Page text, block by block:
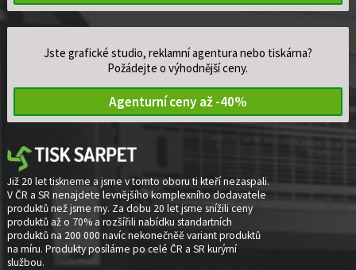
Jste grafické studio, reklamní agentura nebo tiskárna?
Požádejte o výhodnější ceny.
Agenturní ceny až -40%
Již 20 let tiskneme a jsme v tomto oboru ti kteří nezaspali.
V ČR a SR nenajdete levnějšího komplexního dodavatele
produktů než jsme my. Za dobu 20 let jsme snížili ceny
produktů až o 70% a rozšířili nabídku standartních
produktů na 200 000 navíc nekonečněě variant produktů
na míru. Produkty posíláme po celé ČR a SR kurýrní
službou.